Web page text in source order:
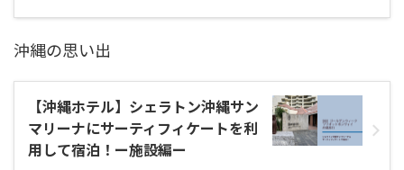
沖縄の思い出
【沖縄ホテル】シェラトン沖縄サン
マリーナにサーティフィケートを利
用して宿泊！ー施設編ー